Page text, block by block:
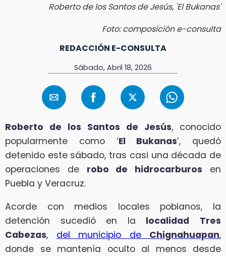
Roberto de los Santos de Jesús, 'El Bukanas'
Foto: composición e-consulta
REDACCIÓN E-CONSULTA
Sábado, Abril 18, 2026
Roberto de los Santos de Jesús, conocido
popularmente como ‘El Bukanas’, quedó
detenido este sábado, tras casi una década de
operaciones de robo de hidrocarburos en
Puebla y Veracruz.
Acorde con medios locales poblanos, la
detención sucedió en la localidad
Tres
Cabezas, del municipio de Chignahuapan,
donde se mantenía oculto al menos desde